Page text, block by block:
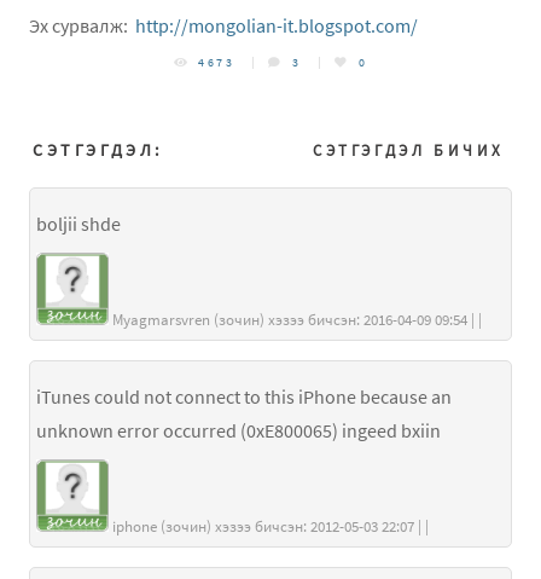
Эх сурвалж: http://mongolian-it.blogspot.com/
4673 3 0
СЭТГЭГДЭЛ БИЧИХ
СЭТГЭГДЭЛ:
boljii shde
Myagmarsvren (зочин) хэзээ бичсэн: 2016-04-09 09:54 | |
iTunes could not connect to this iPhone because an
unknown error occurred (0xE800065) ingeed bxiin
iphone (зочин) хэзээ бичсэн: 2012-05-03 22:07 | |